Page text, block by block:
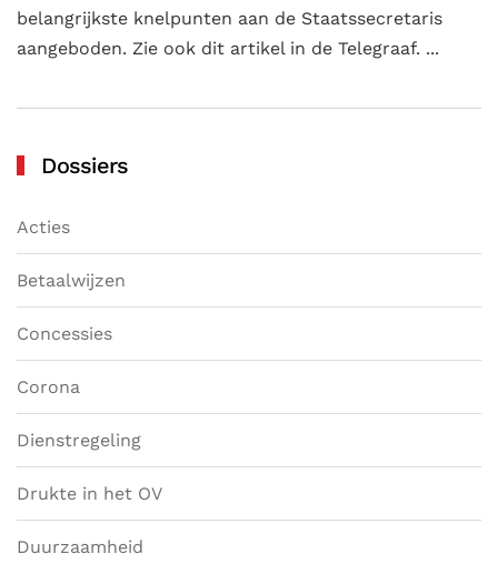
belangrijkste knelpunten aan de Staatssecretaris
aangeboden. Zie ook dit artikel in de Telegraaf. ...
Dossiers
Acties
Betaalwijzen
Concessies
Corona
Dienstregeling
Drukte in het OV
Duurzaamheid